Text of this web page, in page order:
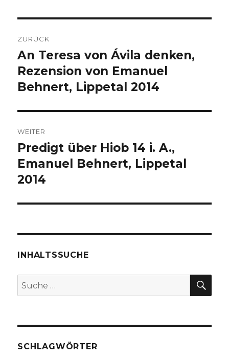
ZURÜCK
Vorheriger
Beitrag:
An Teresa von Ávila denken,
Rezension von Emanuel
Behnert, Lippetal 2014
WEITER
Nächster
Beitrag:
Predigt über Hiob 14 i. A.,
Emanuel Behnert, Lippetal
2014
INHALTSSUCHE
Suche
nach:
SCHLAGWÖRTER